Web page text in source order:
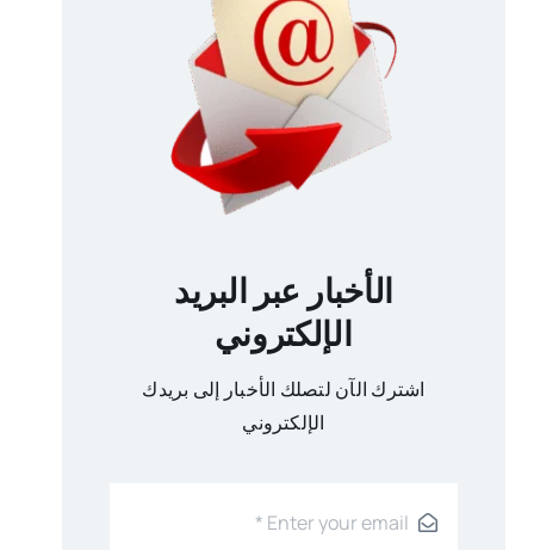
الأخبار عبر البريد
الإلكتروني
اشترك الآن لتصلك الأخبار إلى بريدك
الإلكتروني